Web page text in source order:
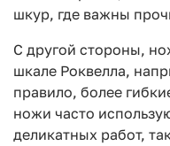
шкур, где важны
С другой стороны,
шкале Роквелла,
правило, более
ножи часто
деликатных работ,